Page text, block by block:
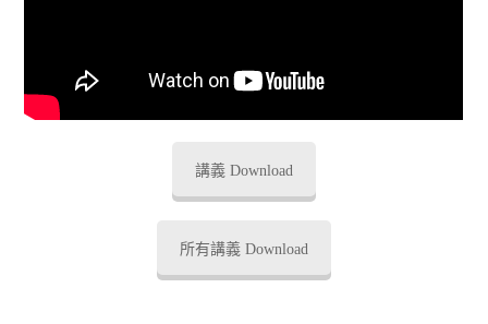
講義 Download
所有講義 Download